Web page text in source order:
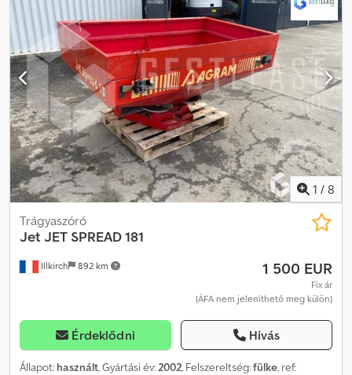
1 / 8
Illkirch 892 km
Trágyaszóró
Jet JET SPREAD 181
1 500 EUR
Fix ár
(ÁFA nem jeleníthető meg külön)
Érdeklődni Hívás
Állapot: használt, Gyártási év: 2002, Felszereltség:fülke, ref: